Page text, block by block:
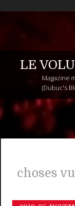
LE
Magazine
(Dubuc's
choses